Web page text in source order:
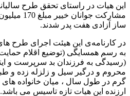
این هیات در راستای تحقق طرح
مشارکت
ساز آزادی هفت پدر شدند.
در کارنامه‌ی این هیئت اجرای طرح
به رسم همسایگی (توضیع اقلام
(رسیدگی به فرزندان بد سرپرست و
محروم و درگیر سیل و زلزله زده و
گرم در طول سال ، میان خانواده های
ارزنده این هیات تازه تاسیس می باشد.